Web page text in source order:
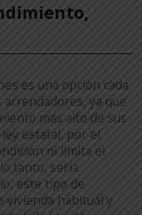
es una opción cada
ya que
más alto de sus
estatal, por el
ni limita el
tanto, sería
este tipo de
vivienda habitual y